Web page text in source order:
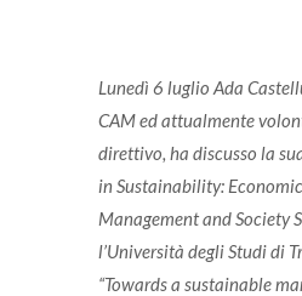
Lunedì 6 luglio Ada
CAM ed attualmente
direttivo, ha discusso la
in Sustainability:
Management and Society
l’Università degli Studi di
“Towards a sustainable